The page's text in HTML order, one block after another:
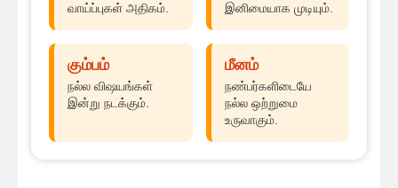
வாய்ப்புகள் அதிகம்.
இனிமையாக முடியும்.
கும்பம்
நல்ல விஷயங்கள்
இன்று நடக்கும்.
மீனம்
நண்பர்களிடையே
நல்ல ஒற்றுமை
உருவாகும்.